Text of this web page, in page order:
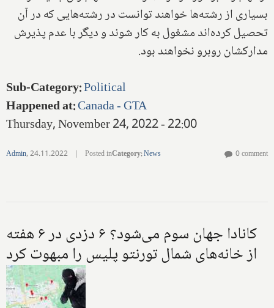
بسیاری از رشته‌ها خواهند توانست در رشته‌هایی که در آن
تحصیل کرده‌اند مشغول به کار شوند و دیگر با عدم پذیرش
مدارکشان روبرو نخواهند بود.
Sub-Category:Political
Happened at:Canada - GTA
Thursday, November 24, 2022 - 22:00
Admin,24.11.2022 | Posted inCategory:News 0 comment
کانادا جهان سوم می‌شود؟ ۶ دزدی در ۶ هفته
از خانه‌های شمال تورنتو پلیس را مبهوت کرد